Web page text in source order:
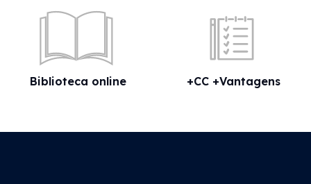
Biblioteca online +CC +Vantagens